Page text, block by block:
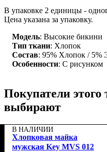
В упаковке 2 единицы -
Цена указана за упаковку.
Модель: Высокие бикини
Тип ткани: Хлопок
Состав: 95% Хлопок / 5%
Особенности: С рисунком
Покупатели этого
выбирают
В НАЛИЧИИ
Хлопковая майка
мужская Key MVS 012